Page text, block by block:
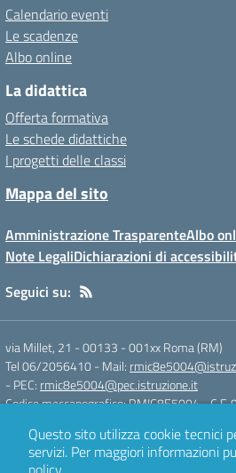
Calendario eventi
Le scadenze
Albo online
La didattica
Offerta formativa
Le schede didattiche
I progetti delle classi
Mappa del sito
Amministrazione TrasparenteAlbo
Note LegaliDichiarazioni di
Seguici su:
via Millet, 21 - 00133 -001xx Roma (RM)
Tel 06/2056410- Mail:
- PEC: rmic8e5004@pec.istruzione.it
Codice meccanografico: RMIC8E5004- C.F.
Concept &
Questo sito utilizza cookie tecnici
servizi. Per maggiori informazioni